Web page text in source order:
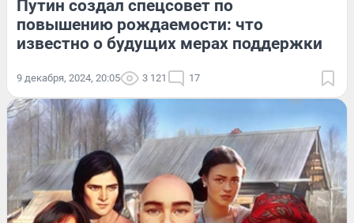
Путин создал спецсовет по
повышению рождаемости: что
известно о будущих мерах поддержки
9 декабря, 2024, 20:05 3 121 17